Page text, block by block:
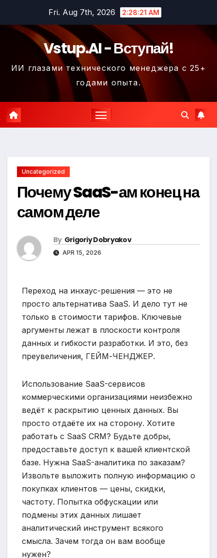
content
Fri. Aug 7th, 2026 2:28:21 AM
Vstup.AI - Вступай!
ИИ глазами технического менеджера с 25+
годами опыта.
Uncategorized
Почему SaaS-ам конец на
самом деле
By Grigoriy Dobryakov
APR 15, 2026
Переход на инхаус-решения — это не
просто альтернатива SaaS. И дело тут не
только в стоимости тарифов. Ключевые
аргументы лежат в плоскости контроля
данных и гибкости разработки. И это, без
преувеличения, ГЕЙМ-ЧЕНДЖЕР.
Использование SaaS-сервисов
коммерческими организациями неизбежно
ведёт к раскрытию ценных данных. Вы
просто отдаёте их на сторону. Хотите
работать с SaaS CRM? Будьте добры,
предоставьте доступ к вашей клиентской
базе. Нужна SaaS-аналитика по заказам?
Извольте выложить полную информацию о
покупках клиентов — цены, скидки,
частоту. Попытка обфускации или
подмены этих данных лишает
аналитический инструмент всякого
смысла. Зачем тогда он вам вообще
нужен?